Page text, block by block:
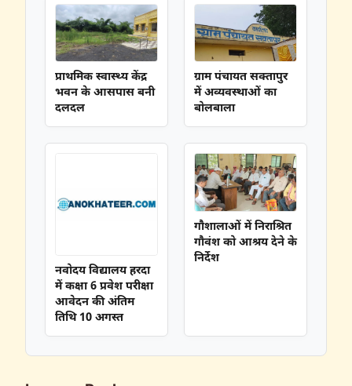
प्राथमिक स्वास्थ्य केंद्र
भवन के आसपास बनी
दलदल
ग्राम पंचायत सक्तापुर
में अव्यवस्थाओं का
बोलबाला
नवोदय विद्यालय हरदा
में कक्षा 6 प्रवेश परीक्षा
आवेदन की अंतिम
तिथि 10 अगस्त
गौशालाओं में निराश्रित
गौवंश को आश्रय देने के
निर्देश